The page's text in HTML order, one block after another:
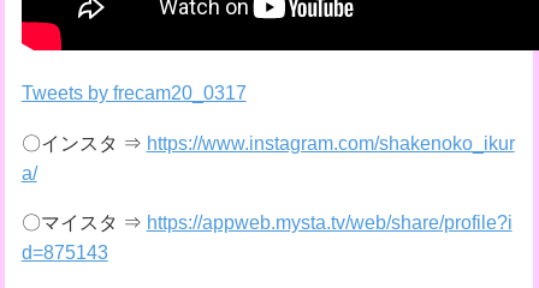
Tweets by frecam20_0317
〇インスタ ⇒ https://www.instagram.com/shakenoko_ikur
a/
〇マイスタ ⇒ https://appweb.mysta.tv/web/share/profile?i
d=875143